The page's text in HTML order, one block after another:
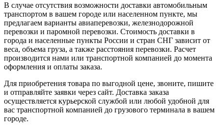
В случае отсутствия возможности доставки автомобильным
транспортом в вашем городе или населенном пункте, мы
предлагаем варианты авиаперевозки, железнодорожной
перевозки и паромной перевозки. Стоимость доставки в
города и населенные пункты России и стран СНГ зависит от
веса, объема груза, а также расстояния перевозки. Расчет
производится нами или транспортной компанией до момента
оформления и оплаты заказа.
Для приобретения товара по выгодной цене, звоните, пишите
и отправляйте заявки через сайт. Доставка заказа
осуществляется курьерской службой или любой удобной для
вас транспортной компанией до грузового терминала в вашем
городе.